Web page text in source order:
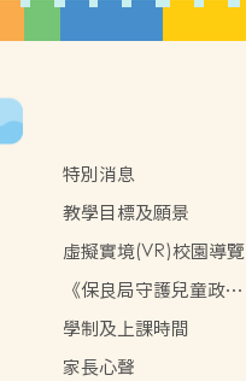
特別消息
教學目標及願景
虛擬實境(VR)校園導覽
《保良局守護兒童政
策》
學制及上課時間
家長心聲